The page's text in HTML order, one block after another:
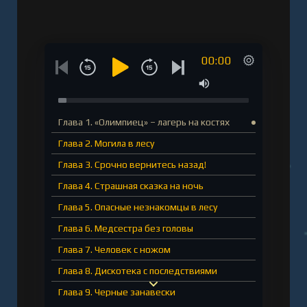
пятки настоящему. Эта книга о дружбе,
мужестве и ответственности перед будущим». –
Эльвира Смелик и Екатерина Горбунова,
авторы бестселлера «Смерть в пионерском
галстуке»
Слушать аудиокнигу "Пионеры не умирают -
Елена Булганова, Ольга Кудрявцева" онлайн
бесплатно без регистрации - полная версия
00:00
Глава 1. «Олимпиец» – лагерь на костях
Глава 2. Могила в лесу
Глава 3. Срочно вернитесь назад!
Глава 4. Страшная сказка на ночь
Глава 5. Опасные незнакомцы в лесу
Глава 6. Медсестра без головы
Глава 7. Человек с ножом
Глава 8. Дискотека с последствиями
Глава 9. Черные занавески